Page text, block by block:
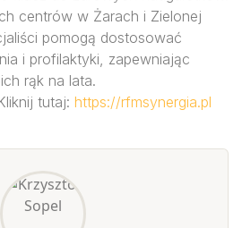
centrów w Żarach i Zielonej
pomogą dostosować
i profilaktyki, zapewniając
rąk na lata.
tutaj: https://rfmsynergia.pl